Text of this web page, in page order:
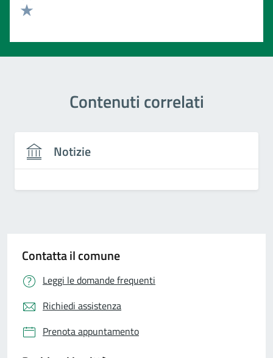
Valuta 2 stelle su 5
Contenuti correlati
Notizie
Contatta il comune
Leggi le domande frequenti
Richiedi assistenza
Prenota appuntamento